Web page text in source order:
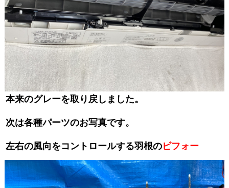
本来のグレーを取り戻しました。
次は各種パーツのお写真です。
左右の風向をコントロールする羽根のビフォー